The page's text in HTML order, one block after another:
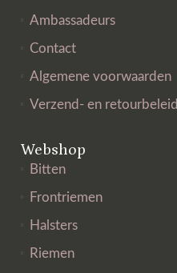
Ambassadeurs
Contact
Algemene voorwaarden
Verzend- en retourbeleid
Webshop
Bitten
Frontriemen
Halsters
Riemen